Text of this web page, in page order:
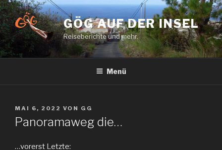
Zum
Inhalt
springen
GÖG AUF DER INSEL
Reiseberichte und mehr.
Menü
VERÖFFENTLICHT
AM
MAI 6, 2022 VON GG
Panoramaweg die…
…vorerst Letzte: